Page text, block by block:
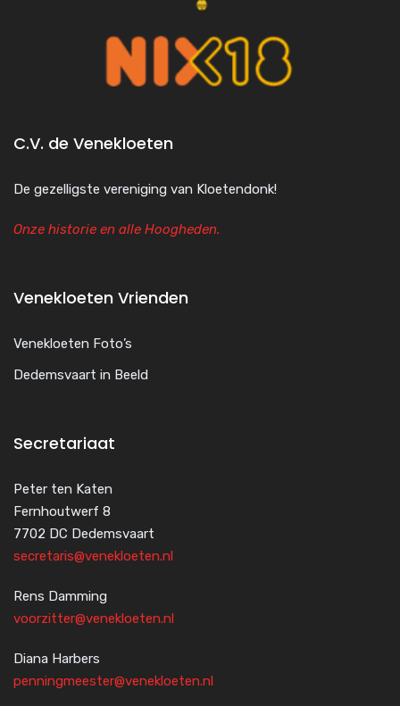
C.V. de Venekloeten
De gezelligste vereniging van Kloetendonk!
Onze historie en alle Hoogheden.
Venekloeten Vrienden
Venekloeten Foto’s
Dedemsvaart in Beeld
Secretariaat
Peter ten Katen
Fernhoutwerf 8
7702 DC Dedemsvaart
secretaris@venekloeten.nl
Rens Damming
voorzitter@venekloeten.nl
Diana Harbers
penningmeester@venekloeten.nl